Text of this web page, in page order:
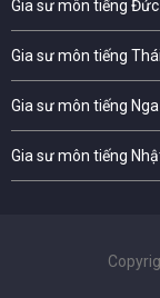
Gia sư môn tiếng Đức
Gia sư môn tiếng Thái
Gia sư môn tiếng Nga
Gia sư môn tiếng